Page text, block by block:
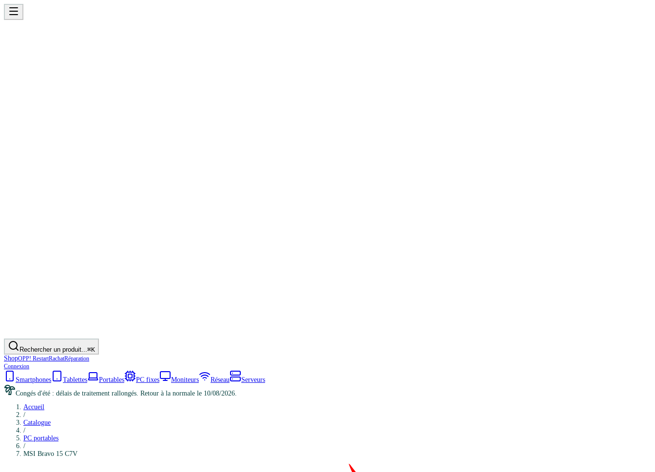
Rechercher un produit... ⌘K
ShopOPP! RestartRachatRéparation
Connexion
Smartphones Tablettes Portables PC fixes Moniteurs Réseau
Serveurs
Congés d'été : délais de traitement rallongés. Retour à la normale le 10/08/2026.
Accueil
/
Catalogue
/
PC portables
/
MSI Bravo 15 C7V